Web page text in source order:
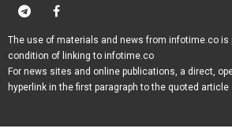
The use of materials and news from infotime.co is
condition of linking to infotime.co
For news sites and online publications, a direct,
hyperlink in the first paragraph to the quoted